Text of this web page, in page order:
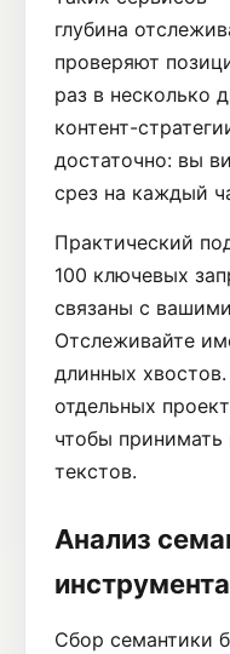
глубина
проверяют
раз в несколько
контент-
достаточно: вы
срез на каждый
Практический
100 ключевых
связаны с
Отслеживайте
длинных
отдельных
чтобы
текстов.
Анализ
Сбор семантики